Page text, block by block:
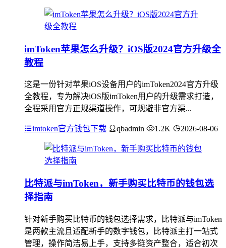
imToken苹果怎么升级？iOS版2024官方升级全
教程
这是一份针对苹果iOS设备用户的imToken2024官方升级
全教程，专为解决iOS版imToken用户的升级需求打造，
全程采用官方正规渠道操作，可规避非官方渠...
imtoken官方钱包下载 qbadmin 1.2K 2026-08-06
比特派与imToken，新手购买比特币的钱包选
择指南
针对新手购买比特币的钱包选择需求，比特派与imToken
是两款主流且适配新手的数字钱包，比特派主打一站式
管理，操作简洁易上手，支持多链资产整合，适合初次